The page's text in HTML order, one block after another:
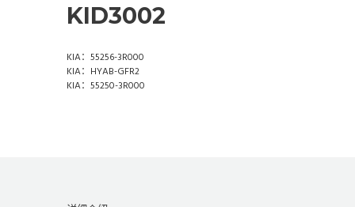
KID3002
KIA：55256-3R000
KIA：HYAB-GFR2
KIA：55250-3R000